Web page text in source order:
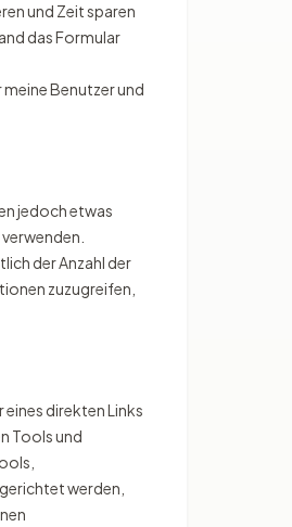
und Zeit sparen
das Formular
Benutzer und
jedoch etwas
der Anzahl der
zuzugreifen,
direkten Links
Tools und
werden,